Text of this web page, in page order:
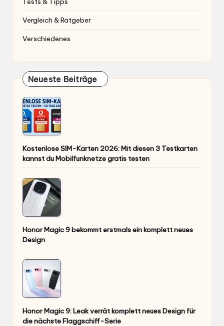
Vergleich & Ratgeber
Verschiedenes
Neueste Beiträge
Kostenlose SIM-Karten 2026: Mit diesen 3 Testkarten
kannst du Mobilfunknetze gratis testen
Honor Magic 9 bekommt erstmals ein komplett neues
Design
Honor Magic 9: Leak verrät komplett neues Design für
die nächste Flaggschiff-Serie